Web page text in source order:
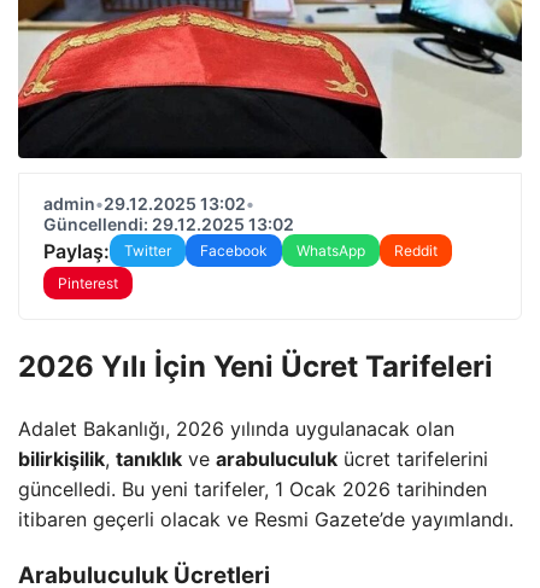
admin•29.12.2025 13:02•
Güncellendi: 29.12.2025 13:02
Paylaş: Twitter Facebook WhatsApp
Reddit
Pinterest
2026 Yılı İçin Yeni Ücret Tarifeleri
Adalet Bakanlığı, 2026 yılında uygulanacak olan
bilirkişilik, tanıklık ve arabuluculuk ücret tarifelerini
güncelledi. Bu yeni tarifeler, 1 Ocak 2026 tarihinden
itibaren geçerli olacak ve Resmi Gazete’de yayımlandı.
Arabuluculuk Ücretleri